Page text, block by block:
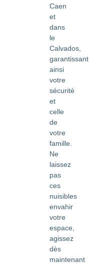
Caen
et
dans
le
Calvados,
garantissant
ainsi
votre
sécurité
et
celle
de
votre
famille.
Ne
laissez
pas
ces
nuisibles
envahir
votre
espace,
agissez
dès
maintenant